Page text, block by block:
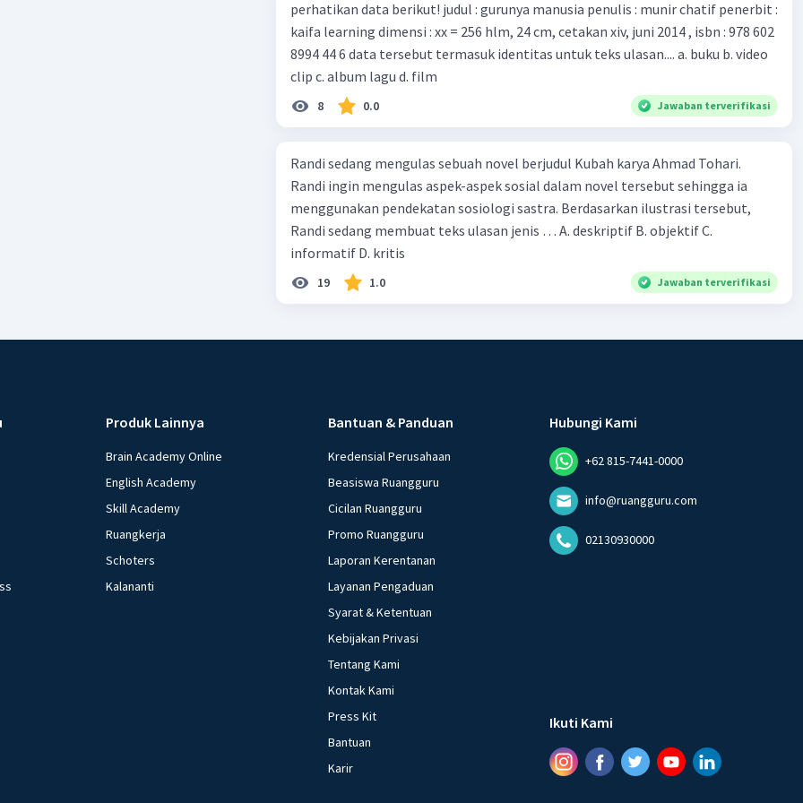
perhatikan data berikut! judul : gurunya manusia penulis : munir chatif penerbit :
kaifa learning dimensi : xx = 256 hlm, 24 cm, cetakan xiv, juni 2014 , isbn : 978 602
8994 44 6 data tersebut termasuk identitas untuk teks ulasan.... a. buku b. video
clip c. album lagu d. film
8 0.0 Jawaban terverifikasi
Randi sedang mengulas sebuah novel berjudul Kubah karya Ahmad Tohari.
Randi ingin mengulas aspek-aspek sosial dalam novel tersebut sehingga ia
menggunakan pendekatan sosiologi sastra. Berdasarkan ilustrasi tersebut,
Randi sedang membuat teks ulasan jenis … A. deskriptif B. objektif C.
informatif D. kritis
19 1.0 Jawaban terverifikasi
Produk Lainnya
Brain Academy Online
English Academy
Skill Academy
Ruangkerja
Schoters
Kalananti
Bantuan & Panduan
Kredensial Perusahaan
Beasiswa Ruangguru
Cicilan Ruangguru
Promo Ruangguru
Laporan Kerentanan
Layanan Pengaduan
Syarat & Ketentuan
Kebijakan Privasi
Tentang Kami
Kontak Kami
Press Kit
Bantuan
Karir
Hubungi Kami
+62 815-7441-0000
info@ruangguru.com
02130930000
Ikuti Kami